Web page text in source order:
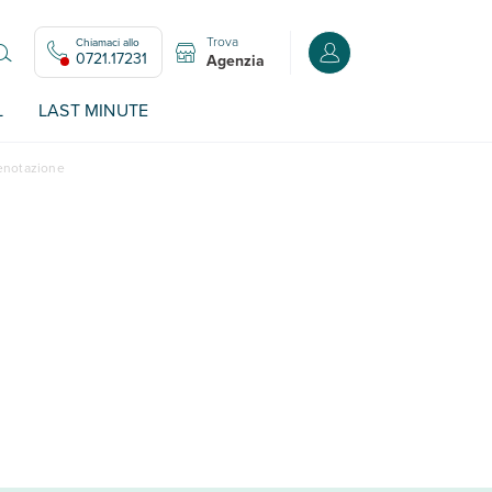
Chiamaci allo
0721.17231
Trova
Agenzia Accedi o registrati
LAST MINUTE